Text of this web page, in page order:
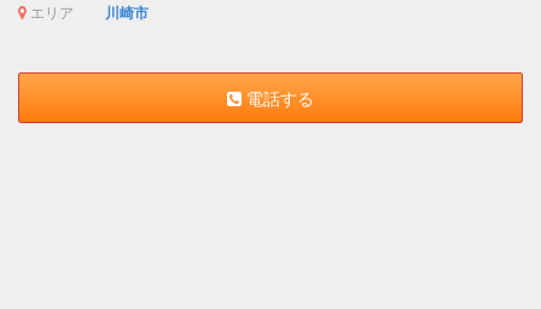
エリア 川崎市
電話する